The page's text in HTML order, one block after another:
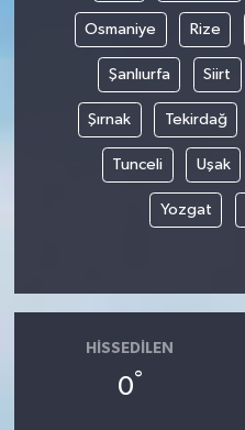
Osmaniye Rize
Şanlıurfa Siirt
Şırnak Tekirdağ
Tunceli Uşak
Yozgat
HISSEDILEN
0°